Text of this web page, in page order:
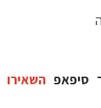
סיפאפ השאירו